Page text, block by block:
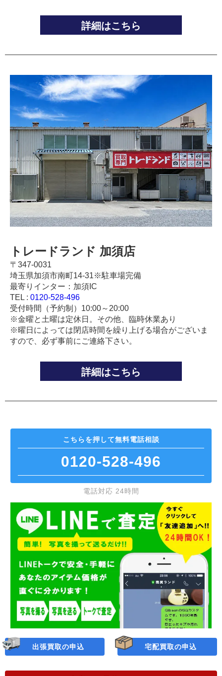
詳細はこちら
トレードランド 加須店
〒347-0031
埼玉県加須市南町14-31※駐車場完備
最寄りインター：加須IC
TEL : 0120-528-496
受付時間（予約制）10:00～20:00
※金曜と土曜は定休日。その他、臨時休業あり
※曜日によっては閉店時間を繰り上げる場合がございま
すので、必ず事前にご連絡下さい。
詳細はこちら
出張買取の申込 宅配買取の申込
こちらを押して無料電話相談
0120-528-496
電話対応 24時間